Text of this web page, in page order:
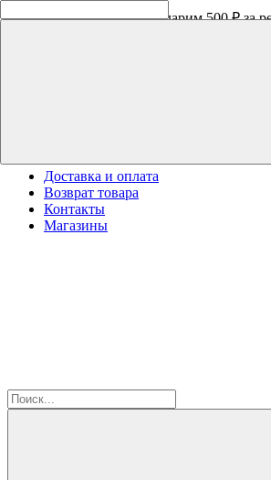
Программа лояльности - дарим 500 ₽ за
Доставка и оплата
Возврат товара
Контакты
Магазины